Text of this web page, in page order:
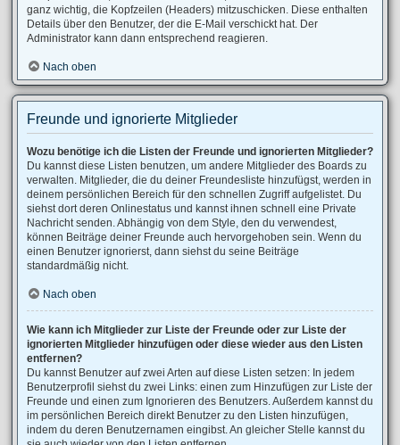
ganz wichtig, die Kopfzeilen (Headers) mitzuschicken. Diese enthalten
Details über den Benutzer, der die E-Mail verschickt hat. Der
Administrator kann dann entsprechend reagieren.
Nach oben
Freunde und ignorierte Mitglieder
Wozu benötige ich die Listen der Freunde und ignorierten Mitglieder?
Du kannst diese Listen benutzen, um andere Mitglieder des Boards zu
verwalten. Mitglieder, die du deiner Freundesliste hinzufügst, werden in
deinem persönlichen Bereich für den schnellen Zugriff aufgelistet. Du
siehst dort deren Onlinestatus und kannst ihnen schnell eine Private
Nachricht senden. Abhängig von dem Style, den du verwendest,
können Beiträge deiner Freunde auch hervorgehoben sein. Wenn du
einen Benutzer ignorierst, dann siehst du seine Beiträge
standardmäßig nicht.
Nach oben
Wie kann ich Mitglieder zur Liste der Freunde oder zur Liste der
ignorierten Mitglieder hinzufügen oder diese wieder aus den Listen
entfernen?
Du kannst Benutzer auf zwei Arten auf diese Listen setzen: In jedem
Benutzerprofil siehst du zwei Links: einen zum Hinzufügen zur Liste der
Freunde und einen zum Ignorieren des Benutzers. Außerdem kannst du
im persönlichen Bereich direkt Benutzer zu den Listen hinzufügen,
indem du deren Benutzernamen eingibst. An gleicher Stelle kannst du